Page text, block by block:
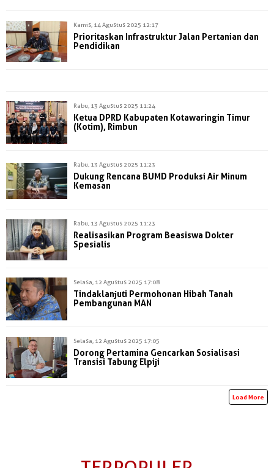
Kamis, 14 Agustus 2025 12:17
Prioritaskan Infrastruktur Jalan Pertanian dan
Pendidikan
Rabu, 13 Agustus 2025 11:24
Ketua DPRD Kabupaten Kotawaringin Timur
(Kotim), Rimbun
Rabu, 13 Agustus 2025 11:23
Dukung Rencana BUMD Produksi Air Minum
Kemasan
Rabu, 13 Agustus 2025 11:23
Realisasikan Program Beasiswa Dokter
Spesialis
Selasa, 12 Agustus 2025 17:08
Tindaklanjuti Permohonan Hibah Tanah
Pembangunan MAN
Selasa, 12 Agustus 2025 17:05
Dorong Pertamina Gencarkan Sosialisasi
Transisi Tabung Elpiji
Load More